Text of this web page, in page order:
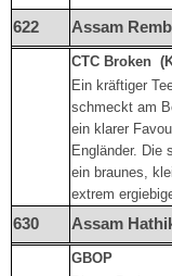
622 Assam
CTC Broken
Ein kräftiger
schmeckt am
ein klarer
Engländer. Die
ein braunes,
extrem
630 Assam
GBOP